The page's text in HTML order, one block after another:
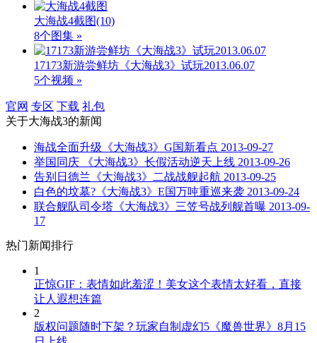
大海战4截图(10)
8个图集 »
17173新游尝鲜坊《大海战3》试玩2013.06.07
5个视频 »
官网 专区 下载 礼包
关于大海战3的新闻
海战全面升级《大海战3》G国新看点 2013-09-27
举国同庆 《大海战3》长假活动逆天上线 2013-09-26
告别日德兰《大海战3》二战战舰起航 2013-09-25
白色的坟墓?《大海战3》E国万吨重巡来袭 2013-09-24
联合舰队司令塔《大海战3》三笠号战列舰首曝 2013-09-
17
热门新闻排行
1
正惊GIF：表情如此羞涩！美女这个表情太好看，直接
让人遐想连篇
2
版权问题随时下架？玩家自制虚幻5《魔兽世界》8月15